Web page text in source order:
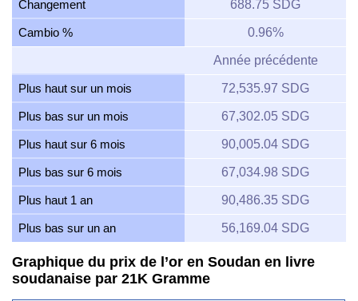
Changement 688.75 SDG
Cambio % 0.96%
Année précédente
Plus haut sur un mois 72,535.97 SDG
Plus bas sur un mois 67,302.05 SDG
Plus haut sur 6 mois 90,005.04 SDG
Plus bas sur 6 mois 67,034.98 SDG
Plus haut 1 an 90,486.35 SDG
Plus bas sur un an 56,169.04 SDG
Graphique du prix de l’or en Soudan en livre
soudanaise par 21K Gramme